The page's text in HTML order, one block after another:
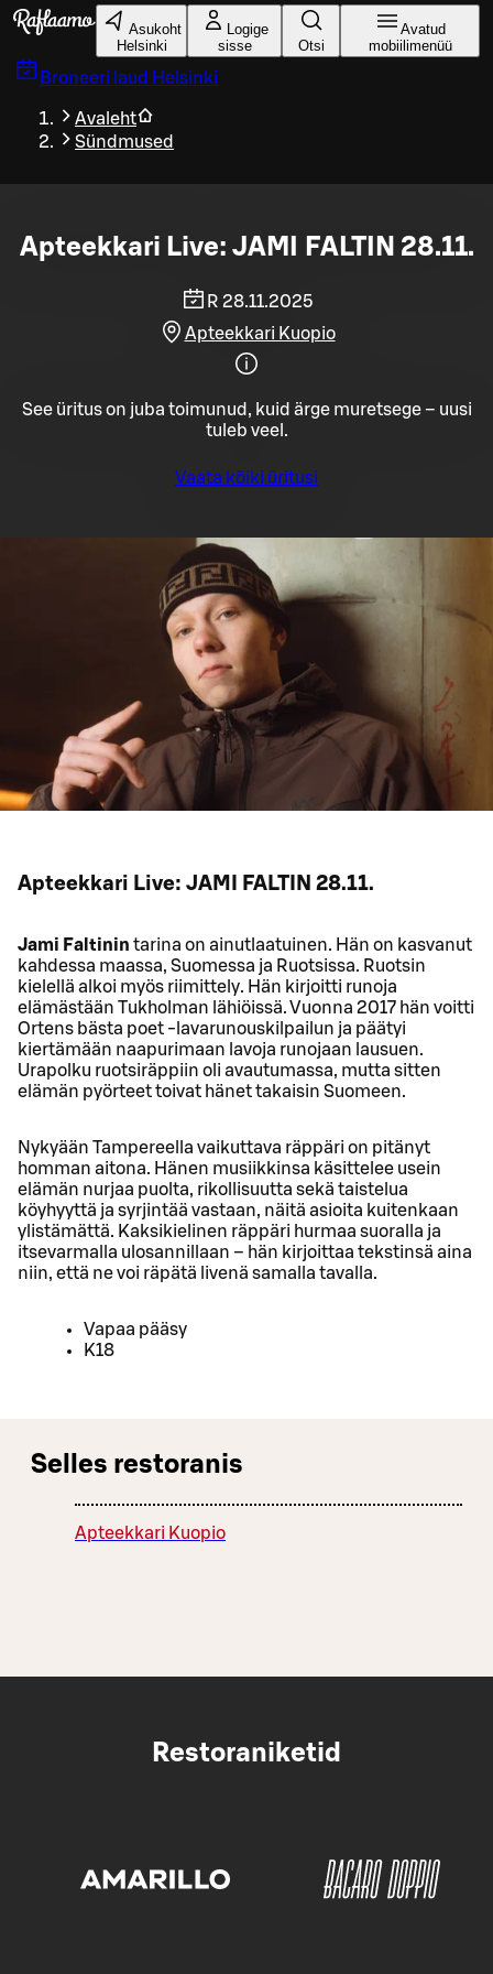
Liigu peamise sisu juurde
Asukoht
Helsinki
Logige
sisse
Otsi
Avatud
mobiilimenüü
Broneeri laud Helsinki
Avaleht
Sündmused
Apteekkari Live: JAMI FALTIN 28.11.
R 28.11.2025
Apteekkari Kuopio
See üritus on juba toimunud, kuid ärge muretsege – uusi
tuleb veel.
Vaata kõiki üritusi
Apteekkari Live: JAMI FALTIN 28.11.
Jami Faltinin tarina on ainutlaatuinen. Hän on kasvanut
kahdessa maassa, Suomessa ja Ruotsissa. Ruotsin
kielellä alkoi myös riimittely. Hän kirjoitti runoja
elämästään Tukholman lähiöissä. Vuonna 2017 hän voitti
Ortens bästa poet -lavarunouskilpailun ja päätyi
kiertämään naapurimaan lavoja runojaan lausuen.
Urapolku ruotsiräppiin oli avautumassa, mutta sitten
elämän pyörteet toivat hänet takaisin Suomeen.
Nykyään Tampereella vaikuttava räppäri on pitänyt
homman aitona. Hänen musiikkinsa käsittelee usein
elämän nurjaa puolta, rikollisuutta sekä taistelua
köyhyyttä ja syrjintää vastaan, näitä asioita kuitenkaan
ylistämättä. Kaksikielinen räppäri hurmaa suoralla ja
itsevarmalla ulosannillaan – hän kirjoittaa tekstinsä aina
niin, että ne voi räpätä livenä samalla tavalla.
Vapaa pääsy
K18
Selles restoranis
Apteekkari Kuopio
Restoraniketid